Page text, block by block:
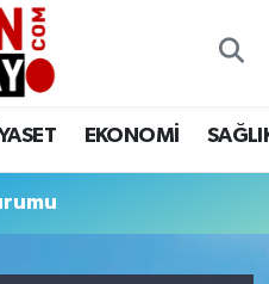
EKONOMİ